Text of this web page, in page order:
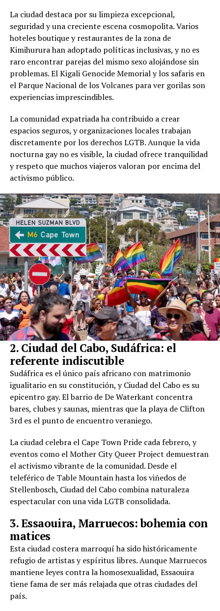
La ciudad destaca por su limpieza excepcional,
seguridad y una creciente escena cosmopolita. Varios
hoteles boutique y restaurantes de la zona de
Kimihurura han adoptado políticas inclusivas, y no es
raro encontrar parejas del mismo sexo alojándose sin
problemas. El Kigali Genocide Memorial y los safaris en
el Parque Nacional de los Volcanes para ver gorilas son
experiencias imprescindibles.
La comunidad expatriada ha contribuido a crear
espacios seguros, y organizaciones locales trabajan
discretamente por los derechos LGTB. Aunque la vida
nocturna gay no es visible, la ciudad ofrece tranquilidad
y respeto que muchos viajeros valoran por encima del
activismo público.
2. Ciudad del Cabo, Sudáfrica: el
referente indiscutible
Sudáfrica es el único país africano con matrimonio
igualitario en su constitución, y Ciudad del Cabo es su
epicentro gay. El barrio de De Waterkant concentra
bares, clubes y saunas, mientras que la playa de Clifton
3rd es el punto de encuentro veraniego.
La ciudad celebra el Cape Town Pride cada febrero, y
eventos como el Mother City Queer Project demuestran
el activismo vibrante de la comunidad. Desde el
teleférico de Table Mountain hasta los viñedos de
Stellenbosch, Ciudad del Cabo combina naturaleza
espectacular con una vida LGTB consolidada.
3. Essaouira, Marruecos: bohemia con
matices
Esta ciudad costera marroquí ha sido históricamente
refugio de artistas y espíritus libres. Aunque Marruecos
mantiene leyes contra la homosexualidad, Essaouira
tiene fama de ser más relajada que otras ciudades del
país.